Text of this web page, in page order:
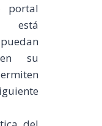
portal
está
en su